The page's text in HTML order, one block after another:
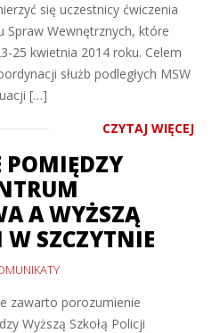
się uczestnicy ćwiczenia
Spraw Wewnętrznych, które
25 kwietnia 2014 roku. Celem
służb podległych MSW
[…]
CZYTAJ WIĘCEJ
POMIĘDZY
A WYŻSZĄ
W SZCZYTNIE
zawarto porozumienie
Wyższą Szkołą Policji